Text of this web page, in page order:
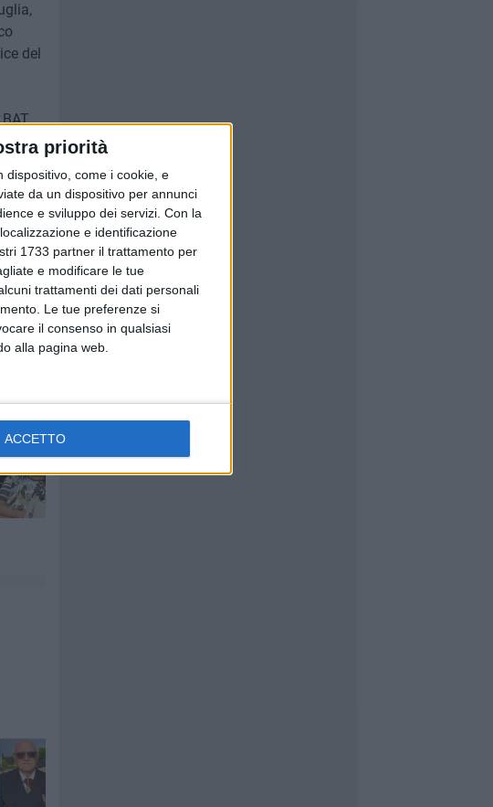
priorità
dispositivo, come i cookie, e
da un dispositivo per annunci
e sviluppo dei servizi. Con la
e identificazione
1733 partner il trattamento per
e modificare le tue
trattamenti dei dati personali
Le tue preferenze si
il consenso in qualsiasi
alla pagina web.
ACCETTO
del
quel
Bari